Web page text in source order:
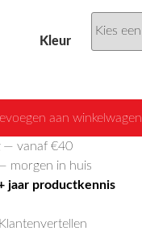
Kleur
aan winkelwagen
— vanaf €40
morgen in huis
jaar productkennis